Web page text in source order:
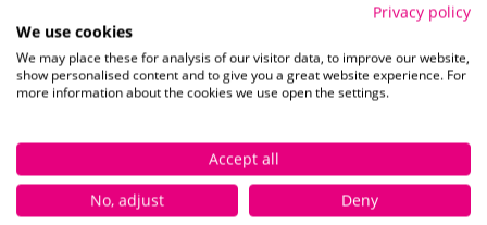
Werbeartikel aus und passen Sie diese
nach Ihren Vorstellungen an.
Anschließend legen Sie die konfigurierten
Privacy policy
We use cookies
We may place these for analysis of our visitor data, to improve our website,
show personalised content and to give you a great website experience. For
more information about the cookies we use open the settings.
Accept all
No, adjust
Deny